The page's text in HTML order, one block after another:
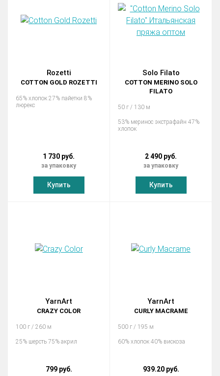
Rozetti
COTTON GOLD ROZETTI
65% хлопок 27% пайетки 8%
люрекс
1 730 руб.
за упаковку
Купить
Solo Filato
COTTON MERINO SOLO
FILATO
50 г / 130 м
53% меринос экстрафайн 47%
хлопок
2 490 руб.
за упаковку
Купить
YarnArt
CRAZY COLOR
100 г / 260 м
25% шерсть 75% акрил
799 руб.
YarnArt
CURLY MACRAME
500 г / 195 м
60% хлопок 40% вискоза
939.20 руб.